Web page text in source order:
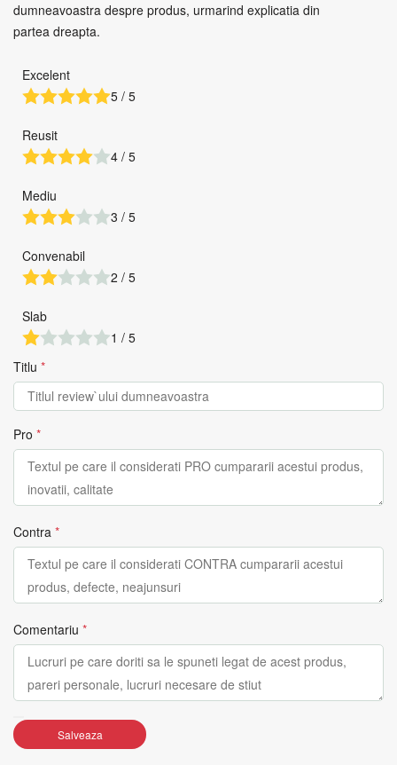
dumneavoastra despre produs, urmarind explicatia din
partea dreapta.
Excelent
5 / 5
Reusit
4 / 5
Mediu
3 / 5
Convenabil
2 / 5
Slab
1 / 5
Titlu *
Pro *
Contra *
Comentariu *
Salveaza